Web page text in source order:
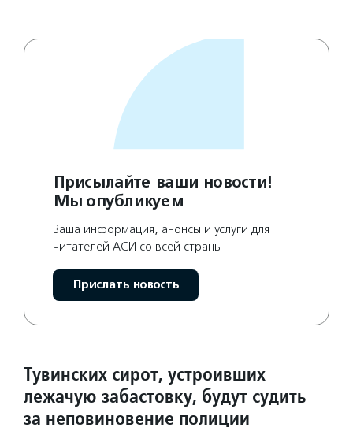
Присылайте ваши новости!
Мы опубликуем
Ваша информация, анонсы и услуги для
читателей АСИ со всей страны
Прислать новость
Тувинских сирот, устроивших
лежачую забастовку, будут судить
за неповиновение полиции